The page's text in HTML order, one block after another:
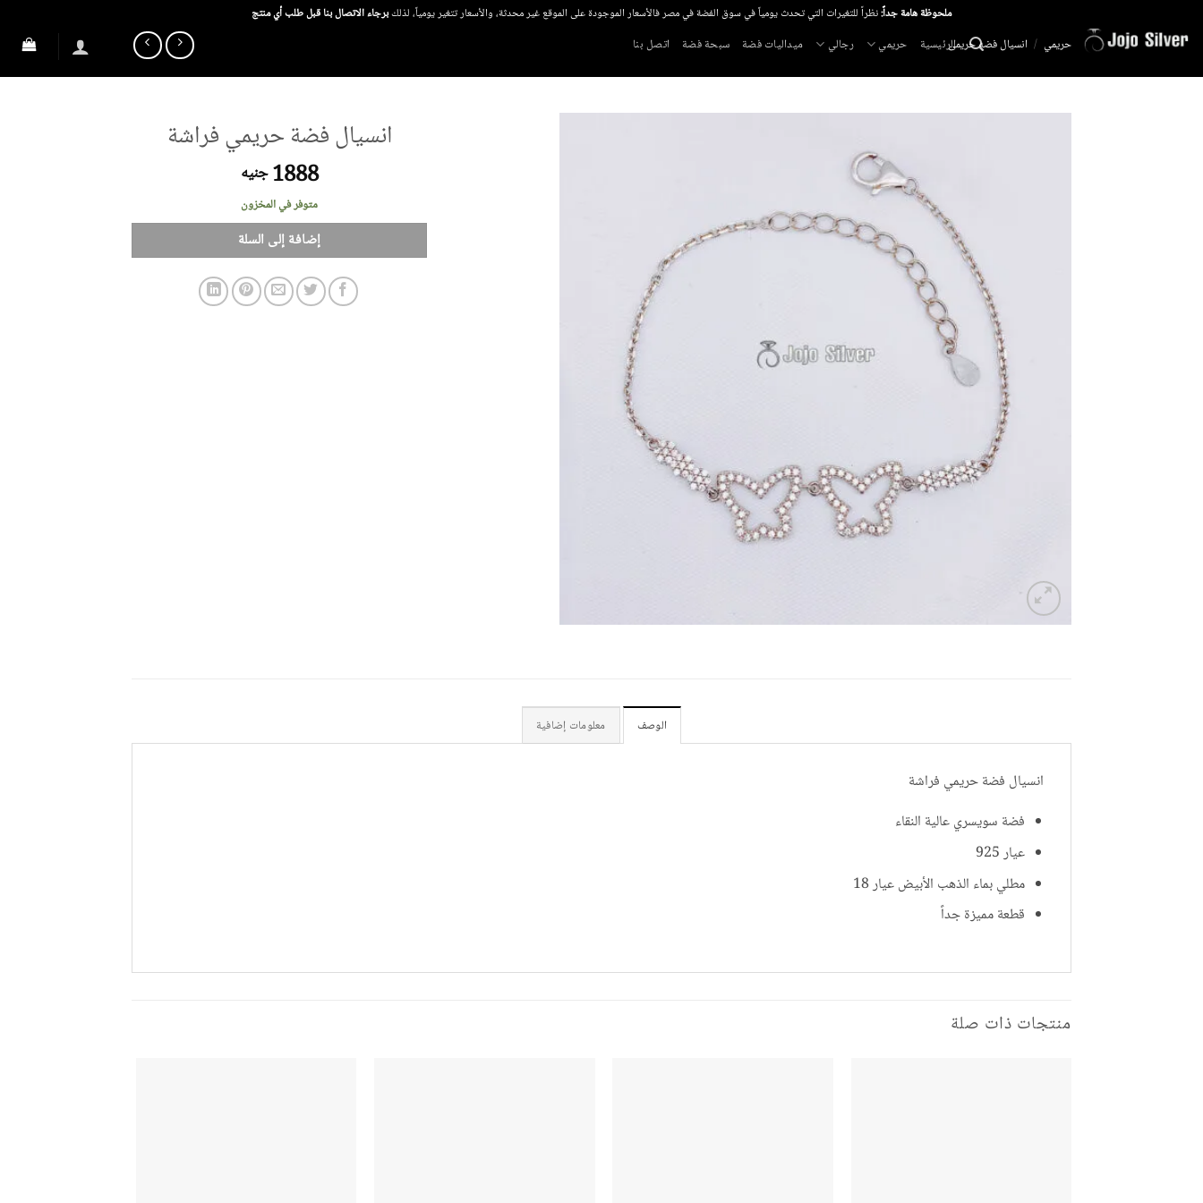
للمحتوى
ملحوظة هامة جداً:نظراً للتغيرات التي تحدث يومياً في سوق الفضة في مصر فالأسعار الموجودة على الموقع غير محدثة، والأسعار تتغير يومياً، لذلكبرجاء الاتصال بنا قبل طلب أي منتج
الرئيسية حريمي رجالي ميداليات فضة سبحة فضة اتصل بنا حريمي / انسيال فضه حريمى
انسيال فضة حريمي فراشة
1888 جنيه
متوفر في المخزون
إضافة إلى السلة
الوصف معلومات إضافية
انسيال فضة حريمي فراشة
فضة سويسري عالية النقاء
عيار 925
مطلي بماء الذهب الأبيض عيار 18
قطعة مميزة جداً
منتجات ذات صلة